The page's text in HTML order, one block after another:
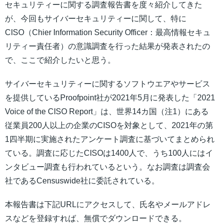
セキュリティーに関する調査報告書を度々紹介してきた
が、今回もサイバーセキュリティーに関して、特に
CISO（Chier Information Security Officer：最高情報セキュ
リティー責任者）の意識調査を行った結果が発表されたの
で、ここで紹介したいと思う。
サイバーセキュリティーに関するソフトウエアやサービス
を提供しているProofpoint社が2021年5月に発表した「2021
Voice of the CISO Report」は、世界14カ国（注1）にある
従業員200人以上の企業のCISOを対象として、2021年の第
1四半期に実施されたアンケート調査に基づいてまとめられ
ている。調査に応じたCISOは1400人で、うち100人にはイ
ンタビュー調査も行われているという。なお調査は調査会
社であるCensuswide社に委託されている。
本報告書は下記URLにアクセスして、氏名やメールアドレ
スなどを登録すれば、無償でダウンロードできる。